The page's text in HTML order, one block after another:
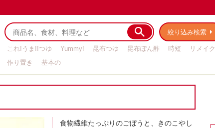
絞り込み検索
これ!うま!!つゆ Yummy! 昆布つゆ 昆布ぽん酢 時短
リメイク
作り置き
基本の
食物繊維たっぷりのごぼうと、きのこやし